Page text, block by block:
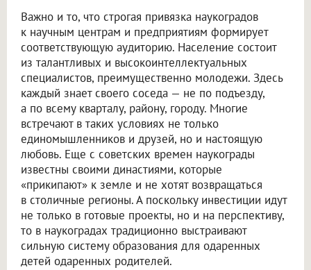
Важно и то, что строгая привязка наукоградов
к научным центрам и предприятиям формирует
соответствующую аудиторию. Население состоит
из талантливых и высокоинтеллектуальных
специалистов, преимущественно молодежи. Здесь
каждый знает своего соседа — не по подъезду,
а по всему кварталу, району, городу. Многие
встречают в таких условиях не только
единомышленников и друзей, но и настоящую
любовь. Еще с советских времен наукограды
известны своими династиями, которые
«прикипают» к земле и не хотят возвращаться
в столичные регионы. А поскольку инвестиции идут
не только в готовые проекты, но и на перспективу,
то в наукоградах традиционно выстраивают
сильную систему образования для одаренных
детей одаренных родителей.